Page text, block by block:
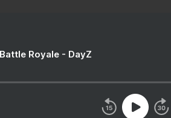
Royale - DayZ